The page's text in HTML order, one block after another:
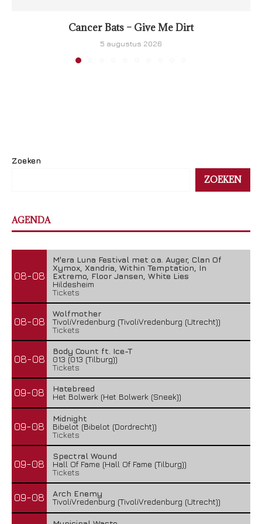
Cancer Bats – Give Me Dirt
5 augustus 2026
Zoeken
ZOEKEN
AGENDA
08-08
M'era Luna Festival met o.a. Auger, Clan Of
Xymox, Xandria, Within Temptation, In
Extremo, Floor Jansen, White Lies
Hildesheim
Tickets
08-08
Wolfmother
TivoliVredenburg (TivoliVredenburg (Utrecht))
Tickets
08-08
Body Count ft. Ice-T
013 (013 (Tilburg))
Tickets
09-08
Hatebreed
Het Bolwerk (Het Bolwerk (Sneek))
09-08
Midnight
Bibelot (Bibelot (Dordrecht))
Tickets
09-08
Spectral Wound
Hall Of Fame (Hall Of Fame (Tilburg))
Tickets
09-08
Arch Enemy
TivoliVredenburg (TivoliVredenburg (Utrecht))